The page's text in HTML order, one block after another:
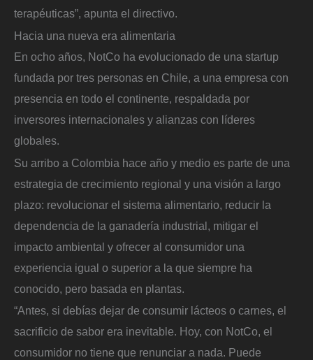
terapéuticas”, apunta el directivo.
Hacia una nueva era alimentaria
En ocho años, NotCo ha evolucionado de una startup
fundada por tres personas en Chile, a una empresa con
presencia en todo el continente, respaldada por
inversores internacionales y alianzas con líderes
globales.
Su arribo a Colombia hace año y medio es parte de una
estrategia de crecimiento regional y una visión a largo
plazo: revolucionar el sistema alimentario, reducir la
dependencia de la ganadería industrial, mitigar el
impacto ambiental y ofrecer al consumidor una
experiencia igual o superior a la que siempre ha
conocido, pero basada en plantas.
“Antes, si debías dejar de consumir lácteos o carnes, el
sacrificio de sabor era inevitable. Hoy, con NotCo, el
consumidor no tiene que renunciar a nada. Puede